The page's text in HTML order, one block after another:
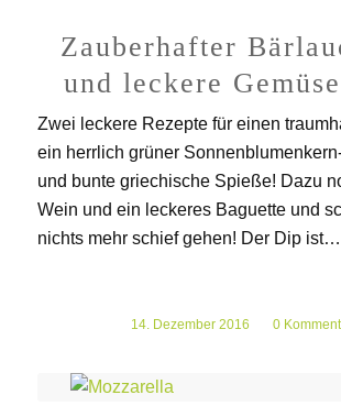
Zauberhafter
und leckere
Zwei leckere Rezepte für einen
ein herrlich grüner
und bunte griechische Spieße! Dazu
Wein und ein leckeres Baguette und
nichts mehr schief gehen! Der Dip ist…
14. Dezember 2016
/ 0